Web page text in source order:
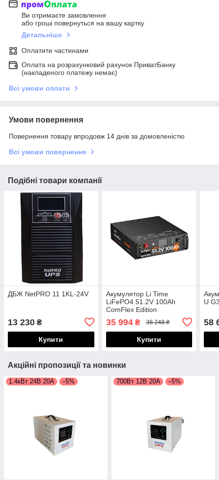
Ви отримаєте замовлення
або гроші повернуться на вашу картку
Детальніше
Оплатити частинами
Оплата на розрахунковий рахунок ПриватБанку
(накладеного платежу немає)
Всі умови оплати
Умови повернення
Повернення товару впродовж 14 днів за домовленістю
Всі умови повернення
Подібні товари компанії
ДБЖ NetPRO 11 1KL-24V
13 230 ₴
Купити
Акумулятор Li Time
LiFePO4 51.2V 100Ah
ComFlex Edition
35 994₴ 36 248 ₴
Купити
U
58
Акційні пропозиції та новинки
1.4кВт 24В 20А –5% 700Вт 12В 20А –5%